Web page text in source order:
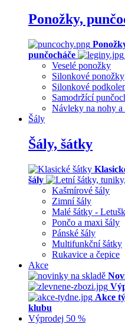
Ponožky,
punčocháče
Veselé ponožky
Silonkové ponožky
Silonkové
Samodržící
Návleky na nohy a
Šály
Šály, šátky
šály
Kašmírové šály
Zimní šály
Malé šátky -
Pončo a maxi šály
Pánské šály
Multifunkční šátky
Rukavice a čepice
Akce
Akce
klubu
Výprodej 50 %